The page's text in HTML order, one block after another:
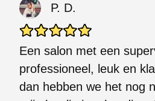
P. D.
Een salon met een
professioneel, leuk en
dan hebben we het nog